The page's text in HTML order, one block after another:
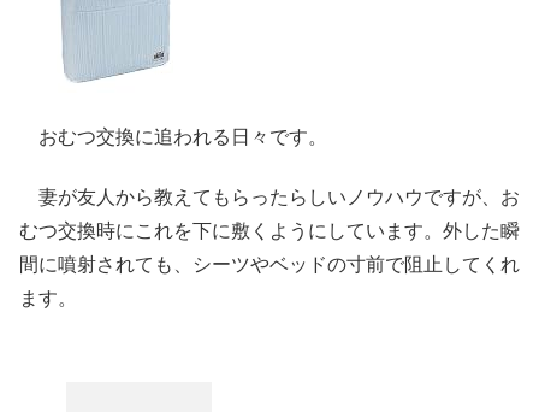
おむつ交換に追われる日々です。
妻が友人から教えてもらったらしいノウハウですが、お
むつ交換時にこれを下に敷くようにしています。外した瞬
間に噴射されても、シーツやベッドの寸前で阻止してくれ
ます。